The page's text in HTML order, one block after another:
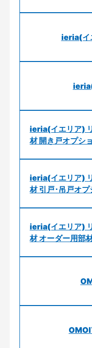
ieria(イ
ieria(イエリア)
材 開き戸オプシ
ieria(イエリア)
材 引戸･吊戸オプ
ieria(イエリア)
材 オーダー用部